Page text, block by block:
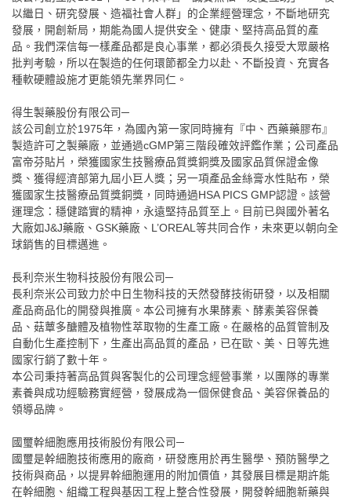
以繼日、研究發展、造福社會人群」的企業經營理念，不斷地研究
發展，開創新局，期能為國人提供安全、健康、堅持高品質的產
品。我們深信每一樣產品都是良心事業，都必須長久接受大眾嚴格
批判考驗，所以在製造的任何環節都全力以赴、不斷投資、充實各
種軟硬體設施才更能領先業界同仁。
得生製藥股份有限公司─
該公司創立於1975年，為國內第一家同時擁有『中、西藥藥膠布』
製造許可之製藥廠，並通過cGMP第三階段確效評鑑作業；公司產品
富帝芬貼片，榮獲國家生技醫療品質獎銅獎及國家品質保證金像
獎、獲得經濟部第九屆小巨人獎；另一項產品金絲膏水性貼布，榮
獲國家生技醫療品質獎銅獎，同時通過HSA PICS GMP認證。該營
運理念：穩健踏實的精神，永遠堅持品質至上。目前已與國外著名
大廠如J&J藥廠、GSK藥廠、L’OREAL等共同合作，未來更以朝向全
球銷售的目標邁進。
長利奈米生物科技股份有限公司─
長利奈米公司致力於中日生物科技的天然發酵技術研發，以及相關
產品商品化的開發與推廣。本公司擁有水果酵素、酵素美容保養
品、菇蕈多醣體及植物性萃取物的生產工廠。在嚴格的品質管制及
自動化生產控制下，生產出高品質的產品，已在歐、美、日等先進
國家行銷了數十年。
本公司秉持著高品質與客製化的公司理念經營事業，以團隊的專業
素養與成功經驗務實經營，發展成為一個保健食品、美容保養品的
領導品牌。
國璽幹細胞應用技術股份有限公司─
國璽是幹細胞技術應用的廠商，研發應用於再生醫學、預防醫學之
技術與商品，以提昇幹細胞運用的附加價值，其發展目標是期許能
在幹細胞、組織工程與基因工程上整合性發展，開發幹細胞新藥與